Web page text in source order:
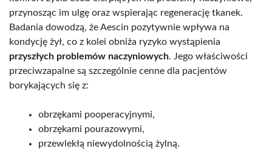
przynosząc im ulgę oraz wspierając regenerację tkanek.
Badania dowodzą, że Aescin pozytywnie wpływa na
kondycję żył, co z kolei obniża ryzyko wystąpienia
przyszłych problemów naczyniowych. Jego właściwości
przeciwzapalne są szczególnie cenne dla pacjentów
borykających się z:
obrzękami pooperacyjnymi,
obrzękami pourazowymi,
przewlekłą niewydolnością żylną.